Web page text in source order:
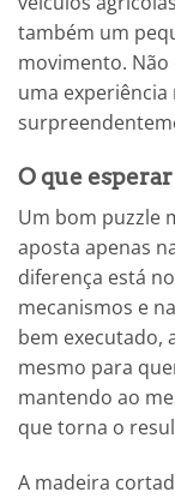
também um
movimento. Não
uma
O que
Um bom puzzle
aposta apenas
diferença está
mecanismos e
bem executado,
mesmo para
mantendo ao
que torna o
A madeira